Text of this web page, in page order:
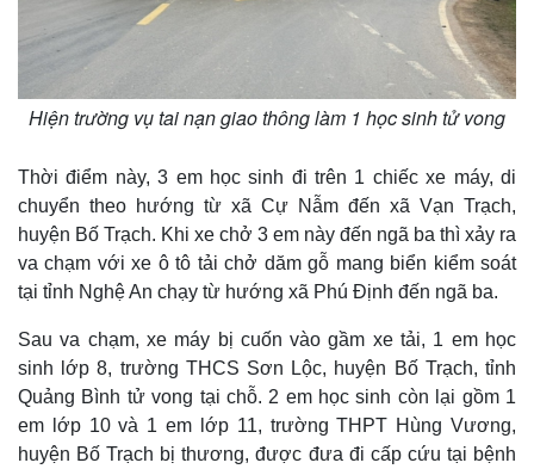
Hiện trường vụ tai nạn giao thông làm 1 học sinh tử vong
Thời điểm này, 3 em học sinh đi trên 1 chiếc xe máy, di
chuyển theo hướng từ xã Cự Nẫm đến xã Vạn Trạch,
huyện Bố Trạch. Khi xe chở 3 em này đến ngã ba thì xảy ra
va chạm với xe ô tô tải chở dăm gỗ mang biển kiểm soát
tại tỉnh Nghệ An chạy từ hướng xã Phú Định đến ngã ba.
Sau va chạm, xe máy bị cuốn vào gầm xe tải, 1 em học
sinh lớp 8, trường THCS Sơn Lộc, huyện Bố Trạch, tỉnh
Quảng Bình tử vong tại chỗ. 2 em học sinh còn lại gồm 1
em lớp 10 và 1 em lớp 11, trường THPT Hùng Vương,
huyện Bố Trạch bị thương, được đưa đi cấp cứu tại bệnh